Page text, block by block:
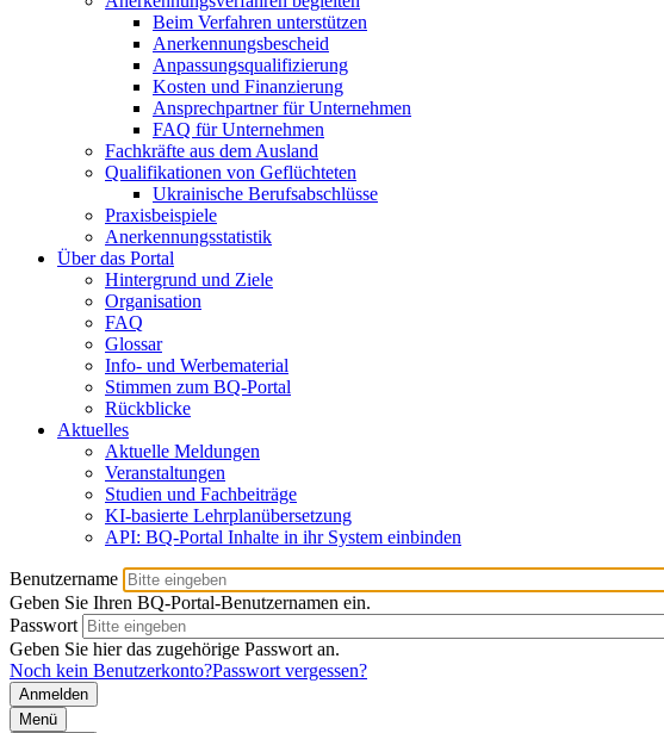
Beim Verfahren unterstützen
Anerkennungsbescheid
Anpassungsqualifizierung
Kosten und Finanzierung
Ansprechpartner für Unternehmen
FAQ für Unternehmen
Fachkräfte aus dem Ausland
Qualifikationen von Geflüchteten
Ukrainische Berufsabschlüsse
Praxisbeispiele
Anerkennungsstatistik
Über das Portal
Hintergrund und Ziele
Organisation
FAQ
Glossar
Info- und Werbematerial
Stimmen zum BQ-Portal
Rückblicke
Aktuelles
Aktuelle Meldungen
Veranstaltungen
Studien und Fachbeiträge
KI-basierte Lehrplanübersetzung
API: BQ-Portal Inhalte in ihr System einbinden
Benutzername
Geben Sie Ihren BQ-Portal-Benutzernamen ein.
Passwort
Geben Sie hier das zugehörige Passwort an.
Noch kein Benutzerkonto?Passwort vergessen?
Menü